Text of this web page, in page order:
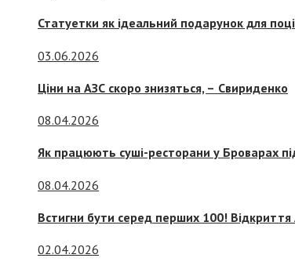
Статуетки як ідеальний подарунок для
03.06.2026
Ціни на АЗС скоро знизяться, – Свириденко
08.04.2026
Як працюють суші-ресторани у Броварах
08.04.2026
Встигни бути серед перших 100!
02.04.2026